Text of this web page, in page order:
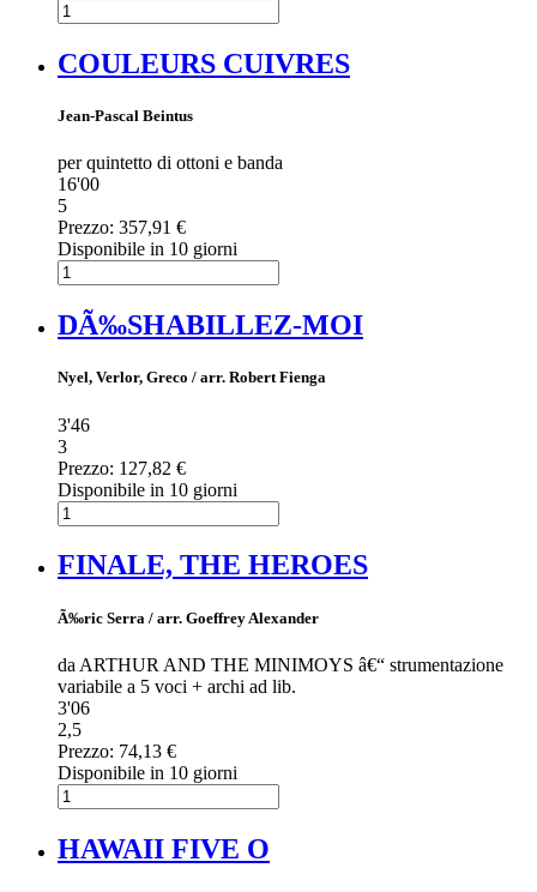
COULEURS CUIVRES
Jean-Pascal Beintus
per quintetto di ottoni e banda
16'00
5
Prezzo: 357,91 €
Disponibile in 10 giorni
DÃ‰SHABILLEZ-MOI
Nyel, Verlor, Greco / arr. Robert Fienga
3'46
3
Prezzo: 127,82 €
Disponibile in 10 giorni
FINALE, THE HEROES
Ã‰ric Serra / arr. Goeffrey Alexander
da ARTHUR AND THE MINIMOYS â€“ strumentazione
variabile a 5 voci + archi ad lib.
3'06
2,5
Prezzo: 74,13 €
Disponibile in 10 giorni
HAWAII FIVE O